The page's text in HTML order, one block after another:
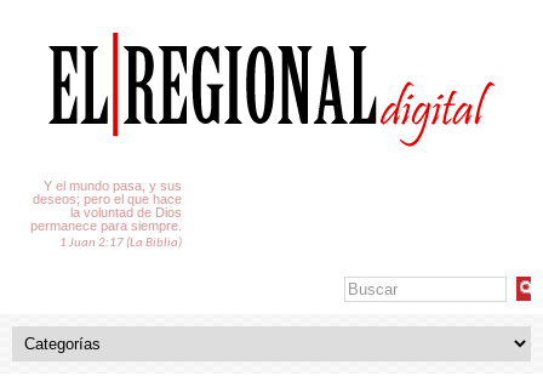
Y el mundo pasa, y sus
deseos; pero el que hace
la voluntad de Dios
permanece para siempre.
1 Juan 2:17 (La Biblia)